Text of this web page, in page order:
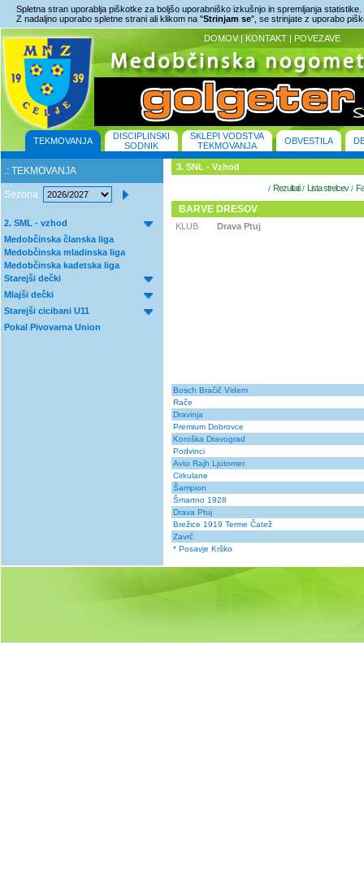
Spletna stran uporablja piškotke za boljšo uporabniško izkušnjo in spremljanja statistike.
Z nadaljno uporabo spletne strani ali klikom na "Strinjam se", se strinjate z uporabo
DOMOV | KONTAKT | POVEZAVE
TEKMOVANJA
DISCIPLINSKI
SODNIK
SKLEPI VODSTVA
TEKMOVANJA
OBVESTILA
.: TEKMOVANJA
Sezona
2. SML - vzhod
Medobčinska članska liga
Medobčinska mladinska liga
Medobčinska kadetska liga
Starejši dečki
Mlajši dečki
Starejši cicibani U11
Pokal Pivovarna Union
3. SNL - Vzhod
/ Rezultati/ Lista strelcev/
BARVE DRESOV
KLUB Drava Ptuj
Bosch Bračič Videm
Rače
Dravinja
Premium Dobrovce
Koroška Dravograd
Podvinci
Avto Rajh Ljutomer
Cirkulane
Šampion
Šmartno 1928
Drava Ptuj
Brežice 1919 Terme Čatež
Zavrč
* Posavje Krško